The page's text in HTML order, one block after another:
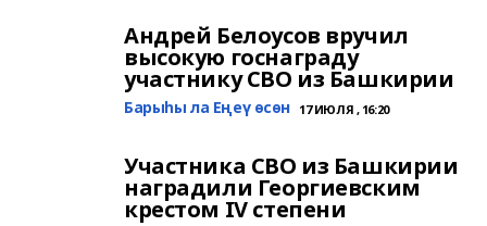
Андрей Белоусов вручил
высокую госнаграду
участнику СВО из Башкирии
Барыһы ла Еңеү өсөн 17 ИЮЛЯ , 16:20
Участника СВО из Башкирии
наградили Георгиевским
крестом IV степени